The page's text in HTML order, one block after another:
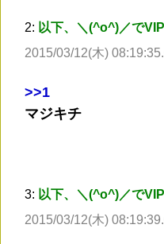
2: 以下、＼(^o^)／で
2015/03/12(木)
>>1
マジキチ
3: 以下、＼(^o^)／で
2015/03/12(木)